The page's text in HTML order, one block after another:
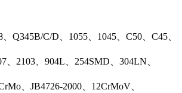
Q345B/C/D、1055、1045、C50、C45、
2103、904L、254SMD、304LN、
、JB4726-2000、12CrMoV、